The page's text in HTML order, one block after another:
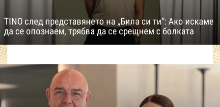
TINO след представянето на „Била си ти“: Ако искаме
да се опознаем, трябва да се срещнем с болката